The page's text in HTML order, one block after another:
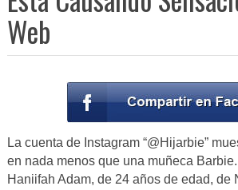
Web
La cuenta de Instagram “@Hijarbie”
en nada menos que una muñeca
Haniifah Adam, de 24 años de edad, de